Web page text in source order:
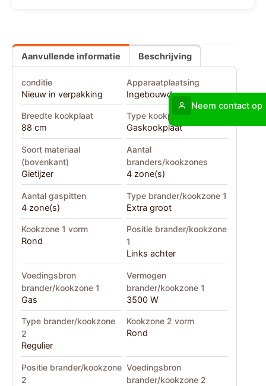
Aanvullende informatie Beschrijving
conditie
Nieuw in verpakking
Apparaatplaatsing
Ingebouwd
Breedte kookplaat
88 cm
Type kookplaat
Gaskookplaat
Soort materiaal
(bovenkant)
Gietijzer
Aantal
branders/kookzones
4 zone(s)
Aantal gaspitten
4 zone(s)
Type brander/kookzone 1
Extra groot
Kookzone 1 vorm
Rond
Positie brander/kookzone
1
Links achter
Voedingsbron
brander/kookzone 1
Gas
Vermogen
brander/kookzone 1
3500 W
Type brander/kookzone
2
Regulier
Kookzone 2 vorm
Rond
Positie brander/kookzone
2
Voedingsbron
brander/kookzone 2
Neem contact op